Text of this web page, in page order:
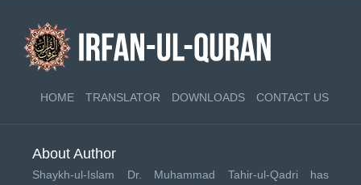
HOME TRANSLATOR DOWNLOADS CONTACT US
About Author
Shaykh-ul-Islam Dr. Muhammad Tahir-ul-Qadri has